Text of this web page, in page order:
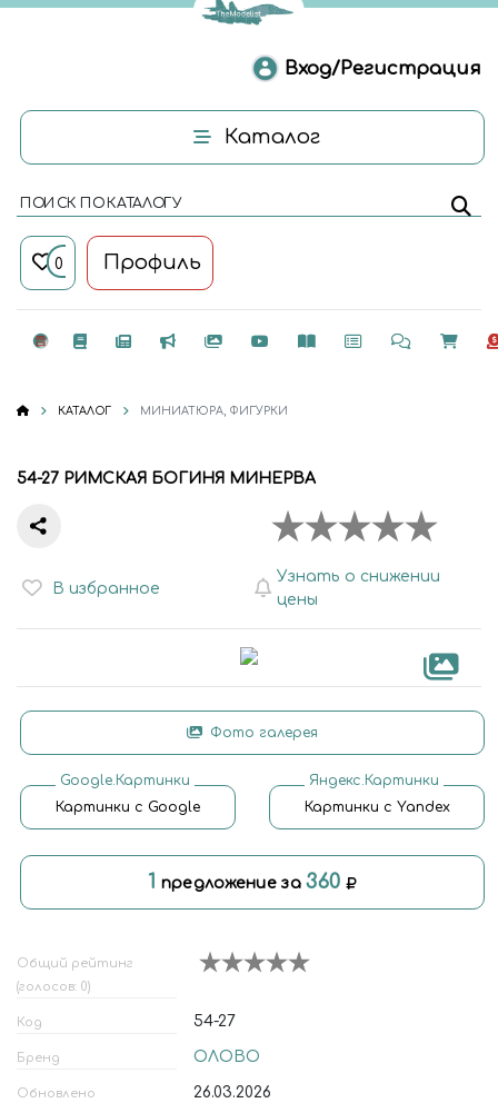
Вход/Регистрация
Каталог
ПОИСК ПО КАТАЛОГУ
0 Профиль
КАТАЛОГ МИНИАТЮРА, ФИГУРКИ
54-27 РИМСКАЯ БОГИНЯ МИНЕРВА
В избранное
Узнать о снижении
цены
Фото галерея
Google.Картинки
Картинки с Google
Яндекс.Картинки
Картинки с Yandex
1 предложение за360
Общий рейтинг
(голосов: 0)
Код 54-27
Бренд ОЛОВО
Обновлено 26.03.2026